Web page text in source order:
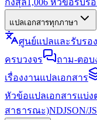
กงสุล1,006 หัวข้อรับร
แปลเอกสารทุกภาษา
ศูนย์แปลและรับรอ
ครบวงจร
ถาม-ตอบ
เรื่องงานแปลเอกสาร
หัวข้อแปลเอกสารแบ่ง
สาธารณะ)NDJSON/